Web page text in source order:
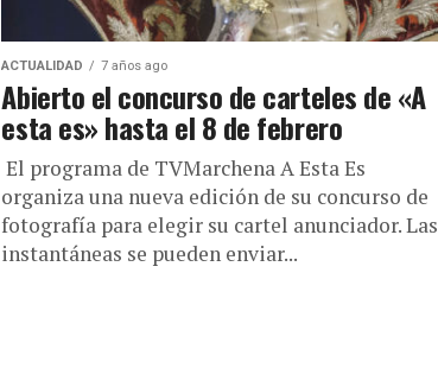
ACTUALIDAD 7 años ago
Abierto el concurso de carteles de «A
esta es» hasta el 8 de febrero
El programa de TVMarchena A Esta Es
organiza una nueva edición de su concurso de
fotografía para elegir su cartel anunciador. Las
instantáneas se pueden enviar...